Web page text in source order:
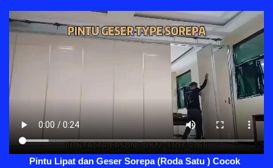
Pintu Lipat dan Geser Sorepa (Roda Satu ) Cocok